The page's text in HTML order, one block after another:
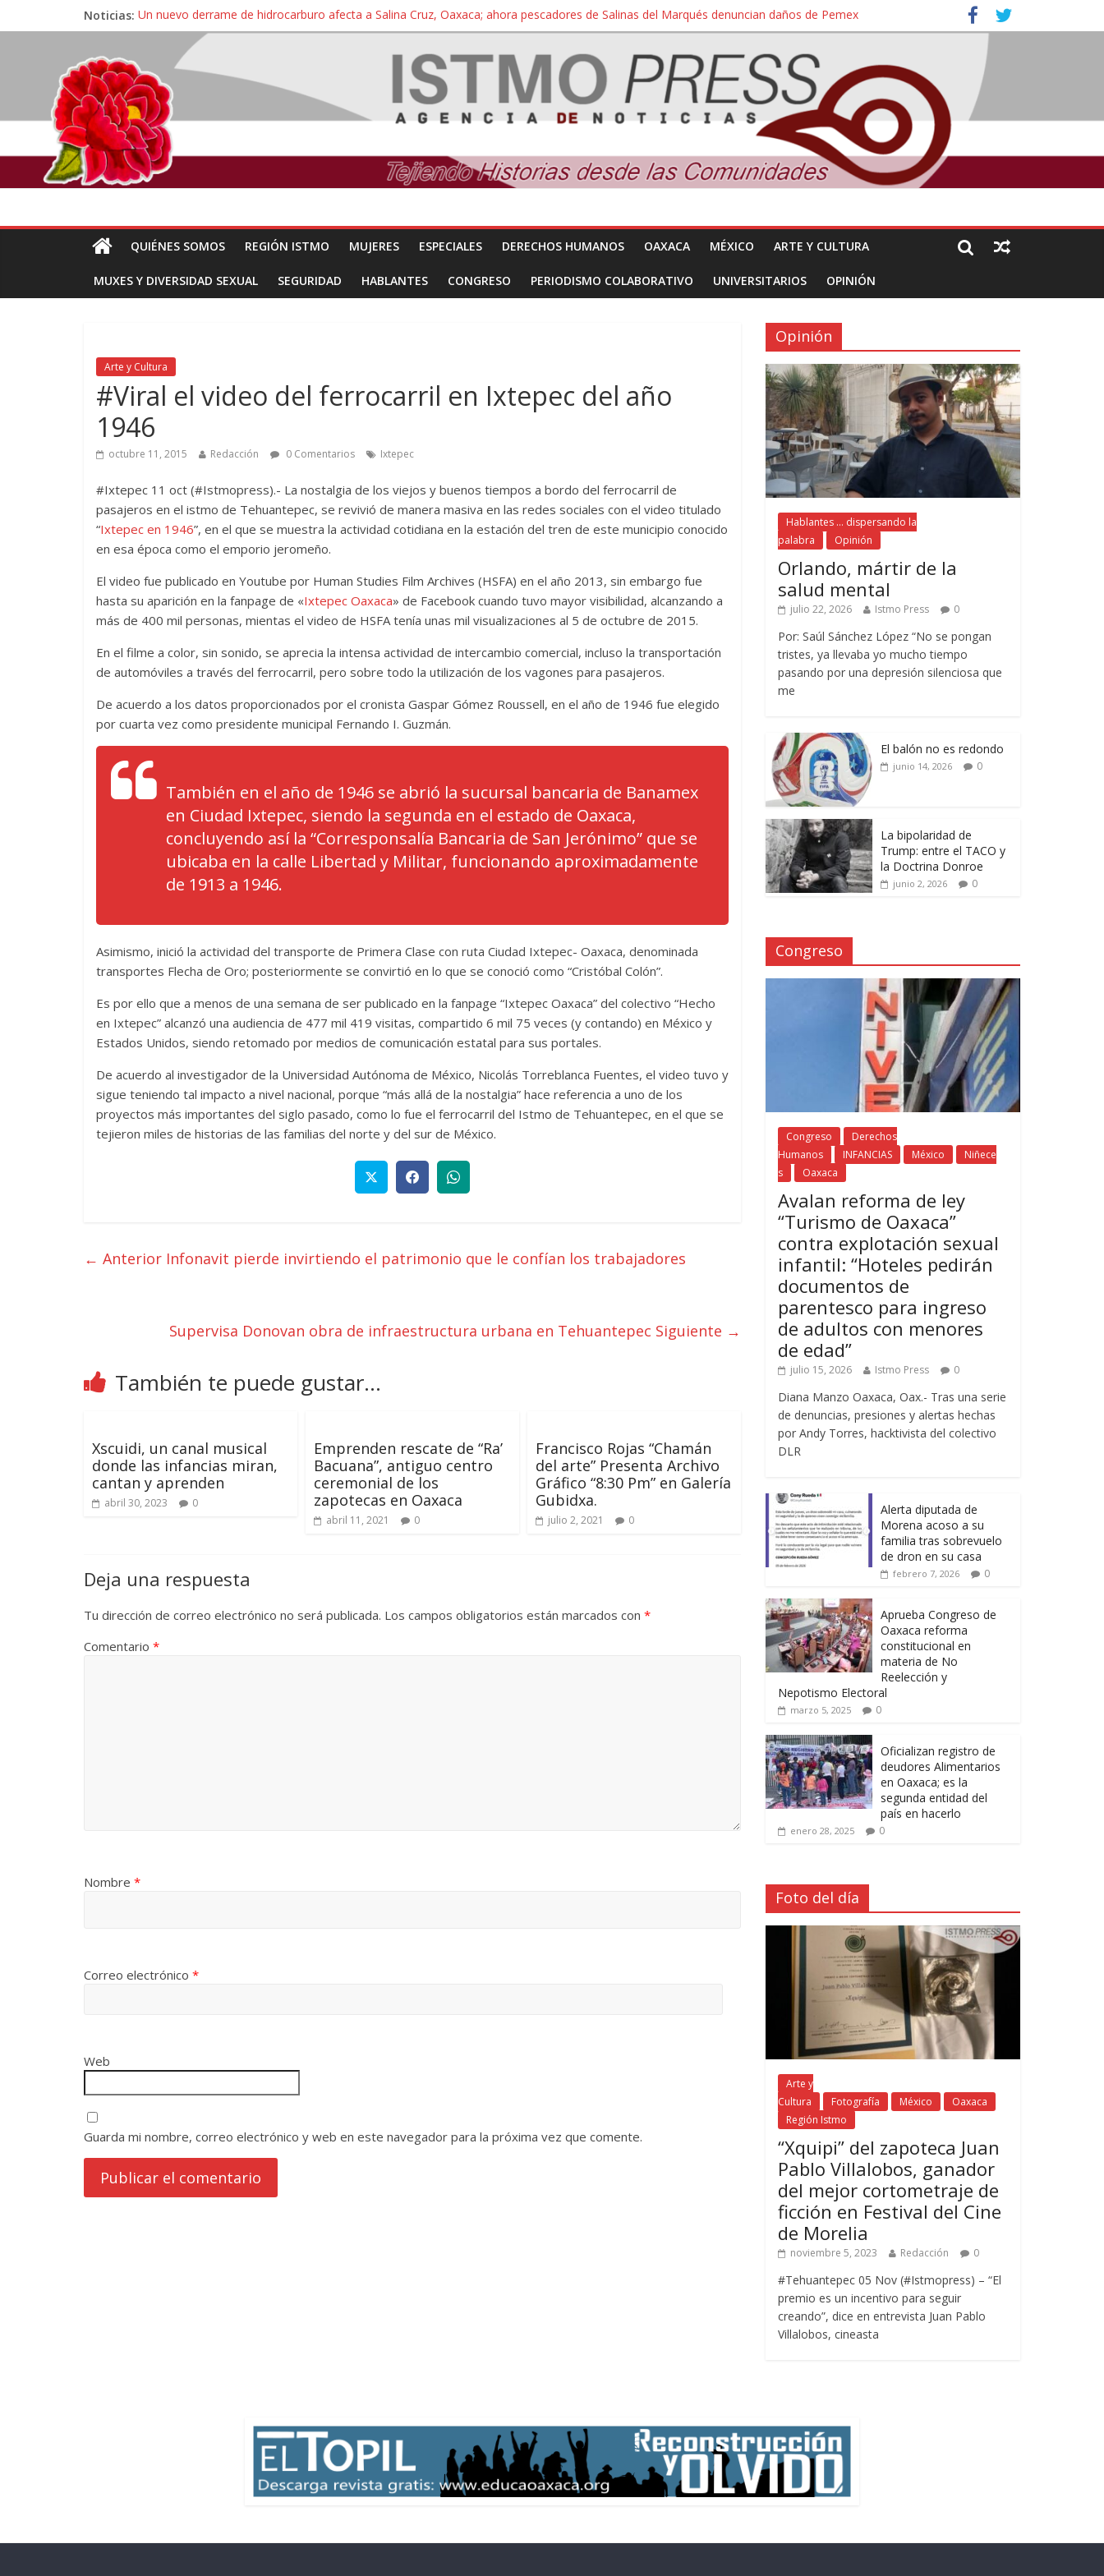
Noticias: Un nuevo derrame de hidrocarburo afecta a Salina Cruz, Oaxaca; ahora pescadores de Salinas del Marqués denuncian daños de Pemex
Ángel, el joven autista expulsado por la Universidad Bienestar de Ixtepec, Oaxaca vuelve a las aulas tras amparo
Familiares de periodista Alejandro Leyva se reúnen con titular de la SEGOB y exigen detener a los autores materiales e intelectuales de su asesinato
Alertan pescadores de Juchitán, Oaxaca de nuevo despojo de su territorio para construir un parque eólico
Pescadores y comuneros ikoots detienen la extracción ilegal de material pétreo de gravera Oyamel
QUIÉNES SOMOS REGIÓN ISTMO MUJERES ESPECIALES DERECHOS HUMANOS OAXACA MÉXICO ARTE Y CULTURA
MUXES Y DIVERSIDAD SEXUAL SEGURIDAD HABLANTES CONGRESO PERIODISMO COLABORATIVO UNIVERSITARIOS OPINIÓN
Arte y Cultura
#Viral el video del ferrocarril en Ixtepec del año
1946
octubre 11, 2015 Redacción 0 Comentarios Ixtepec
#Ixtepec 11 oct (#Istmopress).- La nostalgia de los viejos y buenos tiempos a bordo del ferrocarril de
pasajeros en el istmo de Tehuantepec, se revivió de manera masiva en las redes sociales con el video titulado
“Ixtepec en 1946”, en el que se muestra la actividad cotidiana en la estación del tren de este municipio conocido
en esa época como el emporio jeromeño.
El video fue publicado en Youtube por Human Studies Film Archives (HSFA) en el año 2013, sin embargo fue
hasta su aparición en la fanpage de «Ixtepec Oaxaca» de Facebook cuando tuvo mayor visibilidad, alcanzando a
más de 400 mil personas, mientas el video de HSFA tenía unas mil visualizaciones al 5 de octubre de 2015.
En el filme a color, sin sonido, se aprecia la intensa actividad de intercambio comercial, incluso la transportación
de automóviles a través del ferrocarril, pero sobre todo la utilización de los vagones para pasajeros.
De acuerdo a los datos proporcionados por el cronista Gaspar Gómez Roussell, en el año de 1946 fue elegido
por cuarta vez como presidente municipal Fernando I. Guzmán.
También en el año de 1946 se abrió la sucursal bancaria de Banamex
en Ciudad Ixtepec, siendo la segunda en el estado de Oaxaca,
concluyendo así la “Corresponsalía Bancaria de San Jerónimo” que se
ubicaba en la calle Libertad y Militar, funcionando aproximadamente
de 1913 a 1946.
Asimismo, inició la actividad del transporte de Primera Clase con ruta Ciudad Ixtepec- Oaxaca, denominada
transportes Flecha de Oro; posteriormente se convirtió en lo que se conoció como “Cristóbal Colón”.
Es por ello que a menos de una semana de ser publicado en la fanpage “Ixtepec Oaxaca” del colectivo “Hecho
en Ixtepec” alcanzó una audiencia de 477 mil 419 visitas, compartido 6 mil 75 veces (y contando) en México y
Estados Unidos, siendo retomado por medios de comunicación estatal para sus portales.
De acuerdo al investigador de la Universidad Autónoma de México, Nicolás Torreblanca Fuentes, el video tuvo y
sigue teniendo tal impacto a nivel nacional, porque “más allá de la nostalgia” hace referencia a uno de los
proyectos más importantes del siglo pasado, como lo fue el ferrocarril del Istmo de Tehuantepec, en el que se
tejieron miles de historias de las familias del norte y del sur de México.
← Anterior Infonavit pierde invirtiendo el patrimonio que le confían los trabajadores
Supervisa Donovan obra de infraestructura urbana en Tehuantepec Siguiente →
También te puede gustar...
Xscuidi, un canal musical
donde las infancias miran,
cantan y aprenden
abril 30, 2023 0
Emprenden rescate de “Ra’
Bacuana”, antiguo centro
ceremonial de los
zapotecas en Oaxaca
abril 11, 2021 0
Francisco Rojas “Chamán
del arte” Presenta Archivo
Gráfico “8:30 Pm” en Galería
Gubidxa.
julio 2, 2021 0
Deja una respuesta
Tu dirección de correo electrónico no será publicada. Los campos obligatorios están marcados con *
Comentario *
Nombre *
Correo electrónico *
Web
Guarda mi nombre, correo electrónico y web en este navegador para la próxima vez que comente.
Opinión
Hablantes ... dispersando la
palabra
Opinión
Orlando, mártir de la
salud mental
julio 22, 2026 Istmo Press 0
Por: Saúl Sánchez López “No se pongan
tristes, ya llevaba yo mucho tiempo
pasando por una depresión silenciosa que
me
El balón no es redondo
junio 14, 2026 0
La bipolaridad de
Trump: entre el TACO y
la Doctrina Donroe
junio 2, 2026 0
Congreso
Congreso
Derechos
Humanos
INFANCIAS México
Niñece
s
Oaxaca
Avalan reforma de ley
“Turismo de Oaxaca”
contra explotación sexual
infantil: “Hoteles pedirán
documentos de
parentesco para ingreso
de adultos con menores
de edad”
julio 15, 2026 Istmo Press 0
Diana Manzo Oaxaca, Oax.- Tras una serie
de denuncias, presiones y alertas hechas
por Andy Torres, hacktivista del colectivo
DLR
Alerta diputada de
Morena acoso a su
familia tras sobrevuelo
de dron en su casa
febrero 7, 2026 0
Aprueba Congreso de
Oaxaca reforma
constitucional en
materia de No
Reelección y
Nepotismo Electoral
marzo 5, 2025 0
Oficializan registro de
deudores Alimentarios
en Oaxaca; es la
segunda entidad del
país en hacerlo
enero 28, 2025 0
Foto del día
Arte y
Cultura
Fotografía México
Oaxaca
Región Istmo
“Xquipi” del zapoteca Juan
Pablo Villalobos, ganador
del mejor cortometraje de
ficción en Festival del Cine
de Morelia
noviembre 5, 2023 Redacción 0
#Tehuantepec 05 Nov (#Istmopress) – “El
premio es un incentivo para seguir
creando”, dice en entrevista Juan Pablo
Villalobos, cineasta